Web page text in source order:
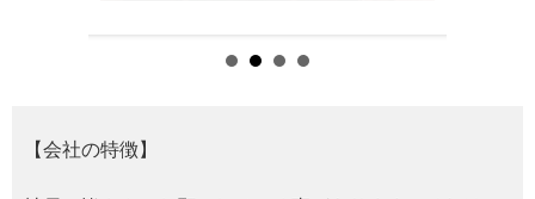
【会社の特徴】